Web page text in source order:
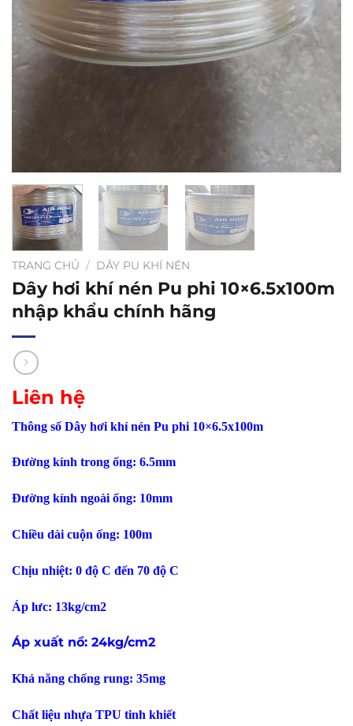
TRANG CHỦ / DÂY PU KHÍ NÉN
Dây hơi khí nén Pu phi 10×6.5x100m
nhập khẩu chính hãng
Liên hệ
Thông số Dây hơi khí nén Pu phi 10×6.5x100m
Đường kính trong ống: 6.5mm
Đường kính ngoài ống: 10mm
Chiều dài cuộn ống: 100m
Chịu nhiệt: 0 độ C đến 70 độ C
Áp lưc: 13kg/cm2
Áp xuất nổ: 24kg/cm2
Khả năng chống rung: 35mg
Chất liệu nhựa TPU tinh khiết